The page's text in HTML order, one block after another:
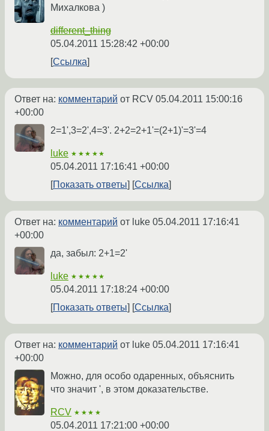
Михалкова )
different_thing
05.04.2011 15:28:42 +00:00
Ссылка
Ответ на: комментарий от RCV 05.04.2011 15:00:16
+00:00
2=1',3=2',4=3'. 2+2=2+1'=(2+1)'=3'=4
luke ★★★★★
05.04.2011 17:16:41 +00:00
Показать ответы
Ссылка
Ответ на: комментарий от luke 05.04.2011 17:16:41
+00:00
да, забыл: 2+1=2'
luke ★★★★★
05.04.2011 17:18:24 +00:00
Показать ответы
Ссылка
Ответ на: комментарий от luke 05.04.2011 17:16:41
+00:00
Можно, для особо одаренных, объяснить
что значит ', в этом доказательстве.
RCV ★★★★
05.04.2011 17:21:00 +00:00